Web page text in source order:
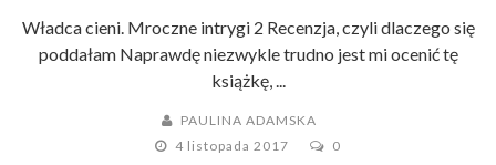
Władca cieni. Mroczne intrygi 2 Recenzja, czyli dlaczego się
poddałam Naprawdę niezwykle trudno jest mi ocenić tę
książkę, ...
PAULINA ADAMSKA
4 listopada 2017
0